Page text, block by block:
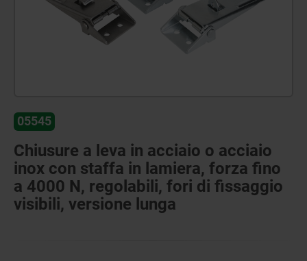
05545
Chiusure a leva in acciaio o acciaio
inox con staffa in lamiera, forza fino
a 4000 N, regolabili, fori di fissaggio
visibili, versione lunga